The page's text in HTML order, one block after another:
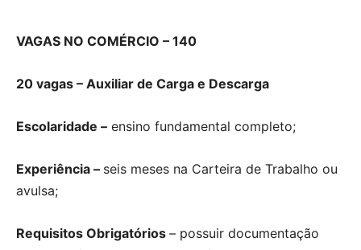
VAGAS NO COMÉRCIO – 140
20 vagas – Auxiliar de Carga e Descarga
Escolaridade – ensino fundamental completo;
Experiência – seis meses na Carteira de Trabalho ou
avulsa;
Requisitos Obrigatórios – possuir documentação